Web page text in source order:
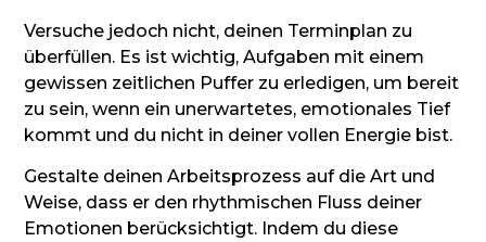
Versuche jedoch nicht, deinen Terminplan zu
überfüllen. Es ist wichtig, Aufgaben mit einem
gewissen zeitlichen Puffer zu erledigen, um bereit
zu sein, wenn ein unerwartetes, emotionales Tief
kommt und du nicht in deiner vollen Energie bist.
Gestalte deinen Arbeitsprozess auf die Art und
Weise, dass er den rhythmischen Fluss deiner
Emotionen berücksichtigt. Indem du diese